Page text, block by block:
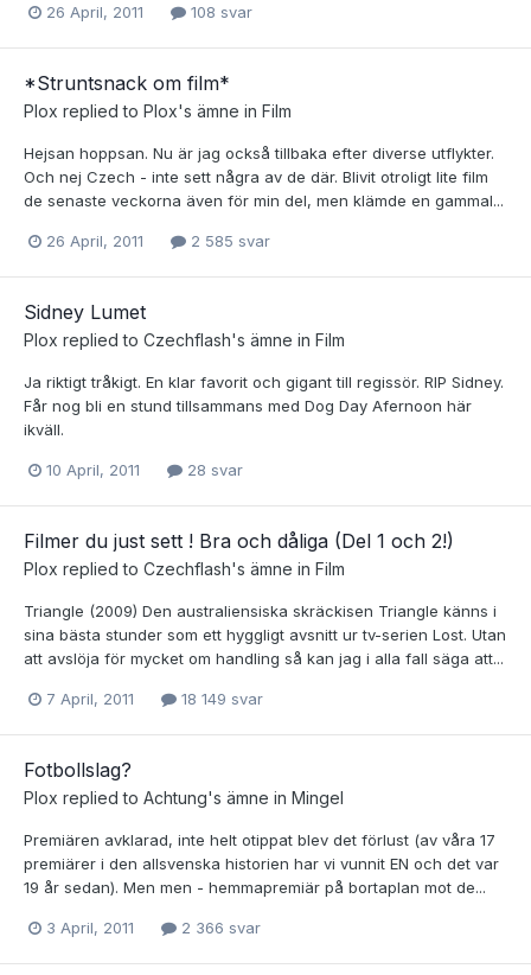
26 April, 2011 108 svar
*Struntsnack om film*
Plox replied to Plox's ämne in Film
Hejsan hoppsan. Nu är jag också tillbaka efter diverse utflykter.
Och nej Czech - inte sett några av de där. Blivit otroligt lite film
de senaste veckorna även för min del, men klämde en gammal...
26 April, 2011 2 585 svar
Sidney Lumet
Plox replied to Czechflash's ämne in Film
Ja riktigt tråkigt. En klar favorit och gigant till regissör. RIP Sidney.
Får nog bli en stund tillsammans med Dog Day Afernoon här
ikväll.
10 April, 2011 28 svar
Filmer du just sett ! Bra och dåliga (Del 1 och 2!)
Plox replied to Czechflash's ämne in Film
Triangle (2009) Den australiensiska skräckisen Triangle känns i
sina bästa stunder som ett hyggligt avsnitt ur tv-serien Lost. Utan
att avslöja för mycket om handling så kan jag i alla fall säga att...
7 April, 2011 18 149 svar
Fotbollslag?
Plox replied to Achtung's ämne in Mingel
Premiären avklarad, inte helt otippat blev det förlust (av våra 17
premiärer i den allsvenska historien har vi vunnit EN och det var
19 år sedan). Men men - hemmapremiär på bortaplan mot de...
3 April, 2011 2 366 svar